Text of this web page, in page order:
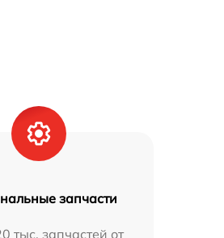
запчасти
тыс. запчастей от